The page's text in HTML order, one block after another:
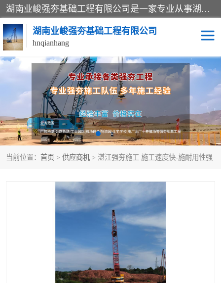
湖南业峻强夯基础工程有限公司是一家专业从事湖南强夯基础工程、强夯机租赁，地基处理的施工单位。业务覆盖：湖南、广东，江西等地。可承接1000KN.m-25000KN.m强夯（置换）工程。公司创始人是国内较早期从事强夯施工的建设者，经过多年的一步一个脚印的发展，在行业内具有较高的度和良好的口碑。
湖南业峻强夯基础工程有限公司
hnqianhang
当前位置： 首页 > 供应商机 > 湛江强夯施工 施工速度快-施耐用性强
强夯施工案例 强夯机租赁
强夯施工工程 强夯施工队伍
强夯队伍